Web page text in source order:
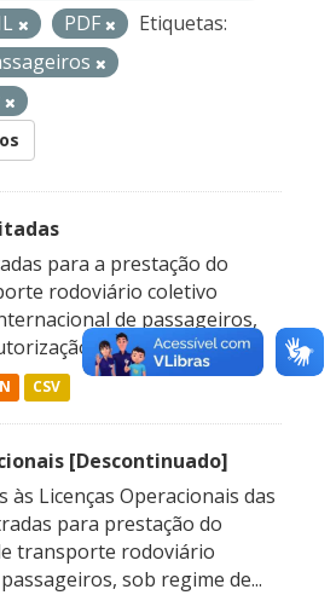
PDF
Etiquetas:
para a prestação do
rodoviário coletivo
de passageiros,
e fretamento.
CSV
[Descontinuado]
às Licenças Operacionais das
para prestação do
transporte rodoviário
sob regime de...